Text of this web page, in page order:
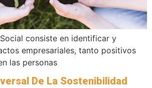
consiste en identificar y
empresariales, tanto positivos
las personas
De La Sostenibilidad